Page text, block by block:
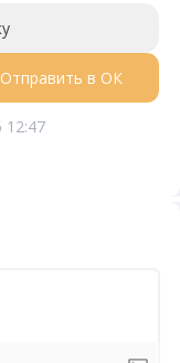
Отправить в ОК
12:47